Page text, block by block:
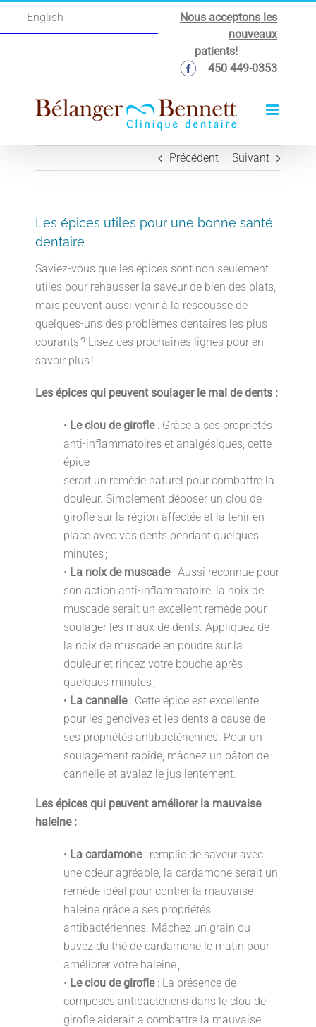
English
Nous acceptons les
nouveaux
patients!
450 449-0353
Précédent Suivant
Les épices utiles pour une bonne santé
dentaire
Saviez-vous que les épices sont non seulement
utiles pour rehausser la saveur de bien des plats,
mais peuvent aussi venir à la rescousse de
quelques-uns des problèmes dentaires les plus
courants ? Lisez ces prochaines lignes pour en
savoir plus !
Les épices qui peuvent soulager le mal de dents :
• Le clou de girofle: Grâce à ses propriétés
anti-inflammatoires et analgésiques, cette
épice
serait un remède naturel pour combattre la
douleur. Simplement déposer un clou de
girofle sur la région affectée et la tenir en
place avec vos dents pendant quelques
minutes ;
• La noix de muscade: Aussi reconnue pour
son action anti-inflammatoire, la noix de
muscade serait un excellent remède pour
soulager les maux de dents. Appliquez de
la noix de muscade en poudre sur la
douleur et rincez votre bouche après
quelques minutes ;
• La cannelle: Cette épice est excellente
pour les gencives et les dents à cause de
ses propriétés antibactériennes. Pour un
soulagement rapide, mâchez un bâton de
cannelle et avalez le jus lentement.
Les épices qui peuvent améliorer la mauvaise
haleine :
• La cardamone: remplie de saveur avec
une odeur agréable, la cardamone serait un
remède idéal pour contrer la mauvaise
haleine grâce à ses propriétés
antibactériennes. Mâchez un grain ou
buvez du thé de cardamone le matin pour
améliorer votre haleine ;
• Le clou de girofle: La présence de
composés antibactériens dans le clou de
girofle aiderait à combattre la mauvaise